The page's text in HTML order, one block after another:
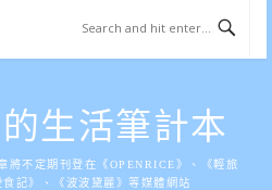
生活筆計本
將不定期刊登在《OPENRICE》、《輕旅
記》、《波波黛麗》等媒體網站